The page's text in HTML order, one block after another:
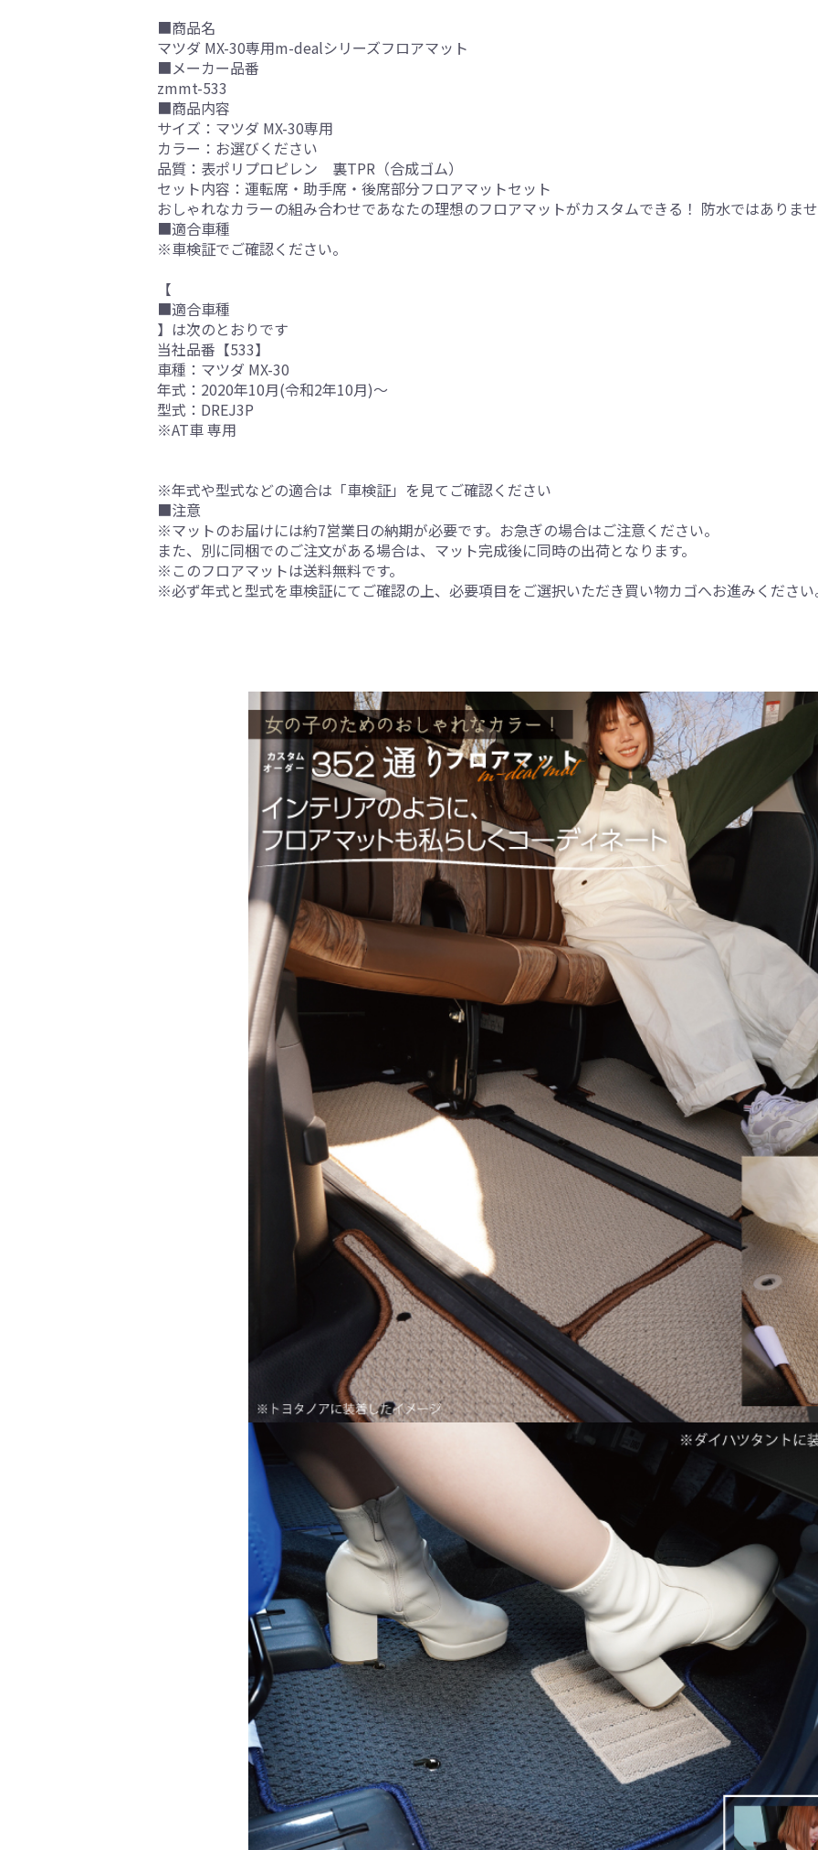
■商品名
マツダ MX-30専用m-dealシリーズフロアマット
■メーカー品番
zmmt-533
■商品内容
サイズ：マツダ MX-30専用
カラー：お選びください
品質：表ポリプロピレン 裏TPR（合成ゴム）
セット内容：運転席・助手席・後席部分フロアマットセット
おしゃれなカラーの組み合わせであなたの理想のフロアマットがカスタムできる！ 防水ではありま
■適合車種
※車検証でご確認ください。
【
■適合車種
】は次のとおりです
当社品番【533】
車種：マツダ MX-30
年式：2020年10月(令和2年10月)～
型式：DREJ3P
※AT車 専用
※年式や型式などの適合は「車検証」を見てご確認ください
■注意
※マットのお届けには約7営業日の納期が必要です。お急ぎの場合はご注意ください。
また、別に同梱でのご注文がある場合は、マット完成後に同時の出荷となります。
※このフロアマットは送料無料です。
※必ず年式と型式を車検証にてご確認の上、必要項目をご選択いただき買い物カゴへお進みくださ